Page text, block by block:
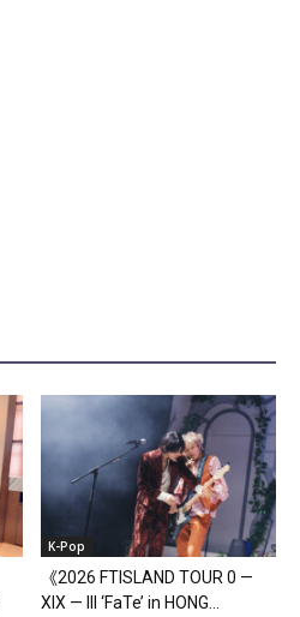
K-Pop
《2026 FTISLAND TOUR 0 —
XIX — III ‘FaTe’ in HONG...